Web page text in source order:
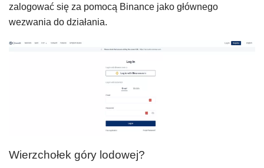
zalogować się za pomocą Binance jako głównego
wezwania do działania.
Wierzchołek góry lodowej?